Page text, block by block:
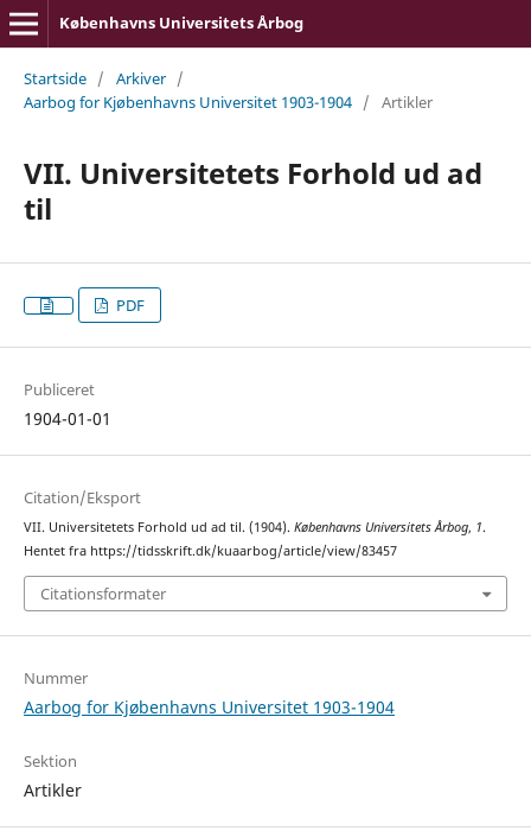
Københavns Universitets Årbog
Startside / Arkiver /
Aarbog for Kjøbenhavns Universitet 1903-1904 / Artikler
VII. Universitetets Forhold ud ad
til
PDF
Publiceret
1904-01-01
Citation/Eksport
VII. Universitetets Forhold ud ad til. (1904). Københavns Universitets Årbog, 1.
Hentet fra https://tidsskrift.dk/kuaarbog/article/view/83457
Citationsformater
Nummer
Aarbog for Kjøbenhavns Universitet 1903-1904
Sektion
Artikler